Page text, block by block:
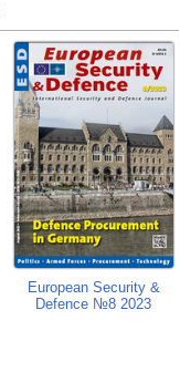
European Security &
Defence №8 2023